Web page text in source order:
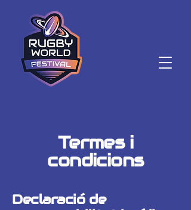
Termes i
condicions
Declaració de